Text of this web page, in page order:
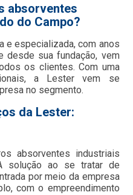
absorventes
do Campo?
e especializada, com anos
desde sua fundação, vem
os clientes. Com uma
a Lester vem se
no segmento.
da Lester:
absorventes industriais
solução ao se tratar de
por meio da empresa
com o empreendimento